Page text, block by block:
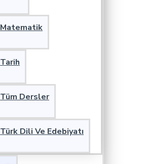
Matematik
Tarih
Tüm Dersler
Türk Dili Ve Edebiyatı